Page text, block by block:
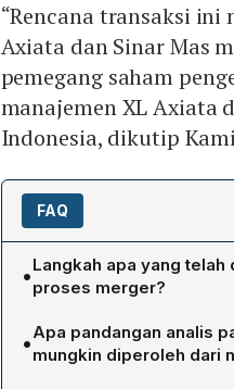
“Rencana transaksi
Axiata dan Sinar Mas
pemegang saham
manajemen XL Axiata
Indonesia, dikutip
FAQ
•Langkah apa yang
proses merger?
Kedua perusahaan telah
mengikat, melibatkan tiga
Berhad. MOU tersebut
•Apa pandangan analis
mungkin diperoleh dari